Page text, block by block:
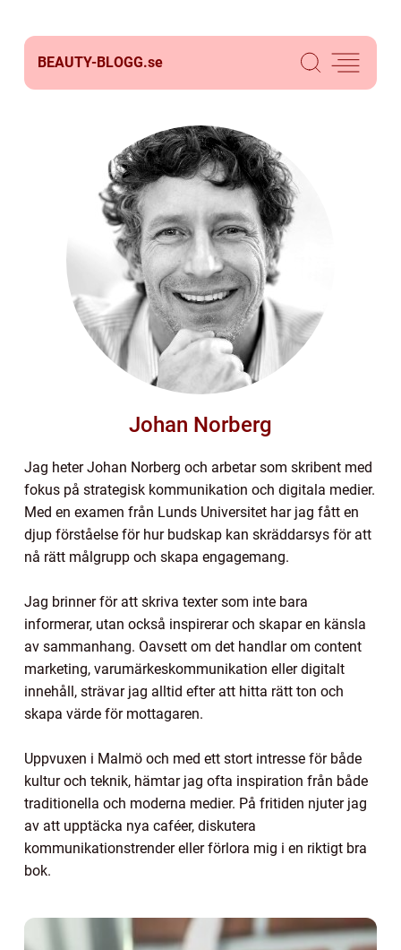
BEAUTY-BLOGG.se
Johan Norberg
Jag heter Johan Norberg och arbetar som skribent med
fokus på strategisk kommunikation och digitala medier.
Med en examen från Lunds Universitet har jag fått en
djup förståelse för hur budskap kan skräddarsys för att
nå rätt målgrupp och skapa engagemang.
Jag brinner för att skriva texter som inte bara
informerar, utan också inspirerar och skapar en känsla
av sammanhang. Oavsett om det handlar om content
marketing, varumärkeskommunikation eller digitalt
innehåll, strävar jag alltid efter att hitta rätt ton och
skapa värde för mottagaren.
Uppvuxen i Malmö och med ett stort intresse för både
kultur och teknik, hämtar jag ofta inspiration från både
traditionella och moderna medier. På fritiden njuter jag
av att upptäcka nya caféer, diskutera
kommunikationstrender eller förlora mig i en riktigt bra
bok.